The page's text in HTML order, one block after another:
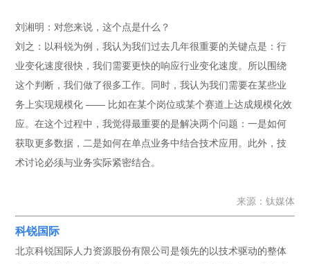
刘湘明：对您来说，这个点是什么？
刘之：以科锐为例，我认为我们过去几年很重要的关键点是：行
业变化速度很快，我们需要更快的响应行业变化速度。所以围绕
这个判断，我们做了很多工作。同时，我认为我们需要在某些业
务上实现规模化 —— 比如在某个岗位或某个赛道上达成规模化效
应。在这个过程中，我觉得最重要的是解决两个问题：一是如何
获取更多数据，二是如何在单点业务中结合技术应用。此外，技
术讨论必须与业务实际紧密结合。
来源：钛媒体
科锐国际
北京科锐国际人力资源股份有限公司是领先的以技术驱动的整体